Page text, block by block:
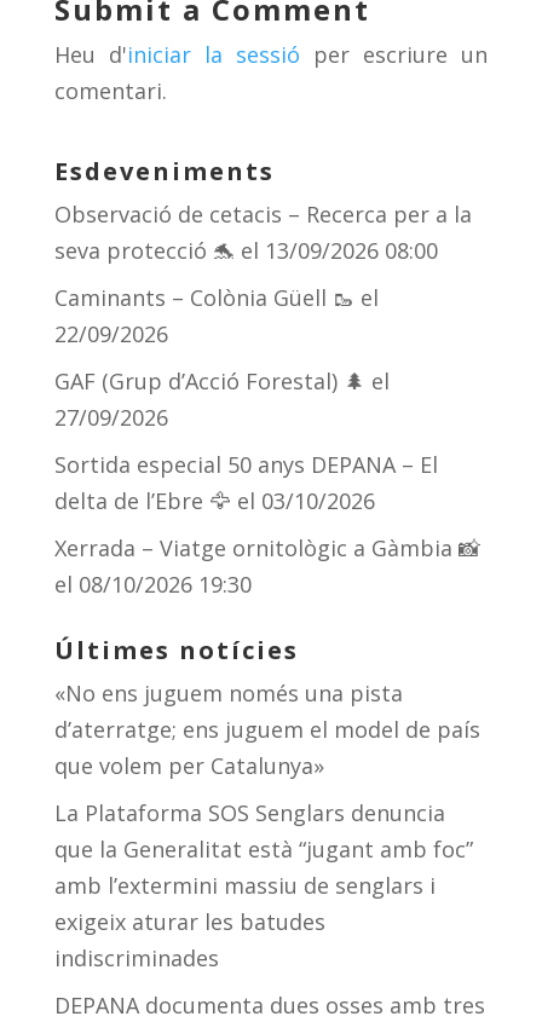
s m te
ix
Submit a Comment
Heu d'iniciar la sessió per escriure un
comentari.
Esdeveniments
Observació de cetacis – Recerca per a la
seva protecció 🐬 el 13/09/2026 08:00
Caminants – Colònia Güell 🥾 el
22/09/2026
GAF (Grup d’Acció Forestal) 🌲 el
27/09/2026
Sortida especial 50 anys DEPANA – El
delta de l’Ebre 🦅 el 03/10/2026
Xerrada – Viatge ornitològic a Gàmbia 📸
el 08/10/2026 19:30
Últimes notícies
«No ens juguem només una pista
d’aterratge; ens juguem el model de país
que volem per Catalunya»
La Plataforma SOS Senglars denuncia
que la Generalitat està “jugant amb foc”
amb l’extermini massiu de senglars i
exigeix aturar les batudes
indiscriminades
DEPANA documenta dues osses amb tres